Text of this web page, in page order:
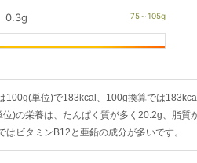
0.3g
100g(単位)で183kcal、100g換算では
)の栄養は、たんぱく質が多く20.2g、脂
はビタミンB12と亜鉛の成分が多いです。